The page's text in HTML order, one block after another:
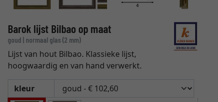
Barok lijst Bilbao op maat
goud | normaal glas (2 mm)
Lijst van hout Bilbao. Klassieke lijst,
hoogwaardig en van hand verwerkt.
kleur